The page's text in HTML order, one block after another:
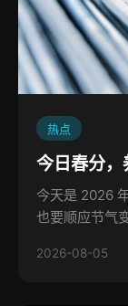
热点
今日春分
今天是 2026
也要顺应节气
2026-08-05